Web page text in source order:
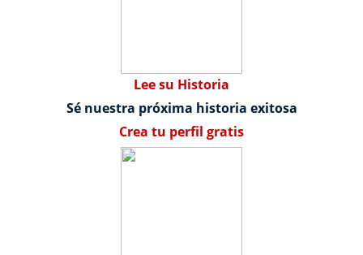
Lee su Historia
Sé nuestra próxima historia exitosa
Crea tu perfil gratis